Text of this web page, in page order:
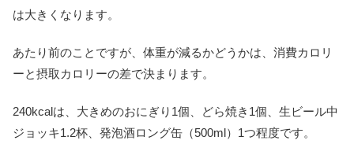
は大きくなります。
あたり前のことですが、体重が減るかどうかは、消費カロリ
ーと摂取カロリーの差で決まります。
240kcalは、大きめのおにぎり1個、どら焼き1個、生ビール中
ジョッキ1.2杯、発泡酒ロング缶（500ml）1つ程度です。